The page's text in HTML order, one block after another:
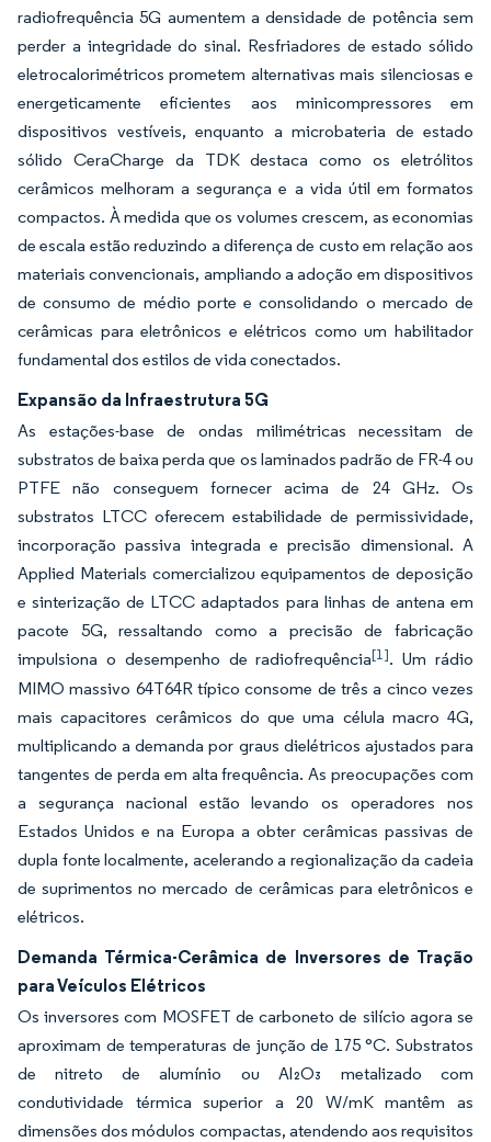
radiofrequência 5G aumentem a densidade de potência sem
perder a integridade do sinal. Resfriadores de estado sólido
eletrocalorimétricos prometem alternativas mais silenciosas e
energeticamente eficientes aos minicompressores em
dispositivos vestíveis, enquanto a microbateria de estado
sólido CeraCharge da TDK destaca como os eletrólitos
cerâmicos melhoram a segurança e a vida útil em formatos
compactos. À medida que os volumes crescem, as economias
de escala estão reduzindo a diferença de custo em relação aos
materiais convencionais, ampliando a adoção em dispositivos
de consumo de médio porte e consolidando o mercado de
cerâmicas para eletrônicos e elétricos como um habilitador
fundamental dos estilos de vida conectados.
Expansão da Infraestrutura 5G
As estações-base de ondas milimétricas necessitam de
substratos de baixa perda que os laminados padrão de FR-4 ou
PTFE não conseguem fornecer acima de 24 GHz. Os
substratos LTCC oferecem estabilidade de permissividade,
incorporação passiva integrada e precisão dimensional. A
Applied Materials comercializou equipamentos de deposição
e sinterização de LTCC adaptados para linhas de antena em
pacote 5G, ressaltando como a precisão de fabricação
impulsiona o desempenho de radiofrequência[1]. Um rádio
MIMO massivo 64T64R típico consome de três a cinco vezes
mais capacitores cerâmicos do que uma célula macro 4G,
multiplicando a demanda por graus dielétricos ajustados para
tangentes de perda em alta frequência. As preocupações com
a segurança nacional estão levando os operadores nos
Estados Unidos e na Europa a obter cerâmicas passivas de
dupla fonte localmente, acelerando a regionalização da cadeia
de suprimentos no mercado de cerâmicas para eletrônicos e
elétricos.
Demanda Térmica-Cerâmica de Inversores de Tração
para Veículos Elétricos
Os inversores com MOSFET de carboneto de silício agora se
aproximam de temperaturas de junção de 175 °C. Substratos
de nitreto de alumínio ou Al₂O₃ metalizado com
condutividade térmica superior a 20 W/mK mantêm as
dimensões dos módulos compactas, atendendo aos requisitos